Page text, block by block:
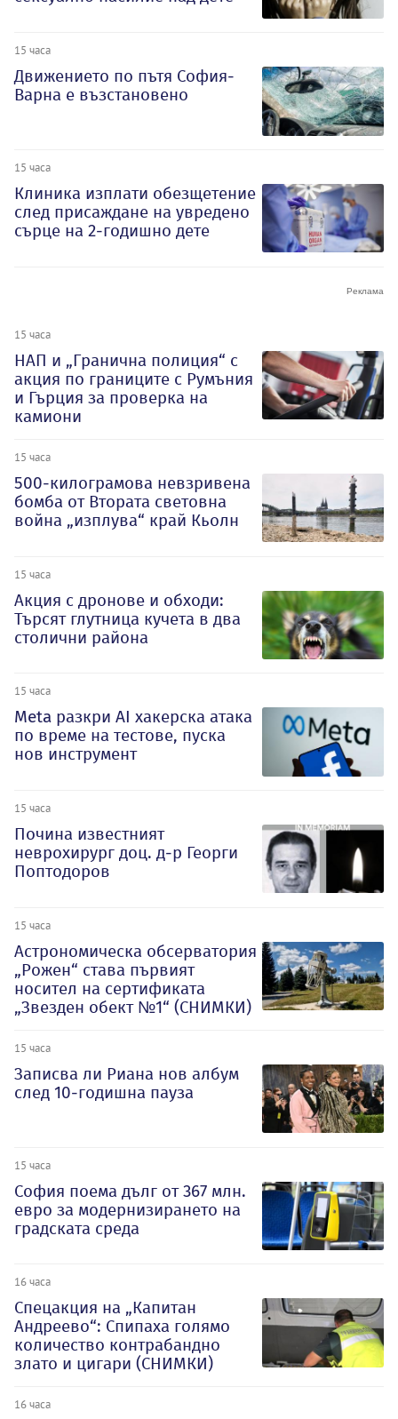
15 часа
Движението по пътя София-
Варна е възстановено
15 часа
Клиника изплати обезщетение
след присаждане на увредено
сърце на 2-годишно дете
15 часа
НАП и „Гранична полиция“ с
акция по границите с Румъния
и Гърция за проверка на
камиони
15 часа
500-килограмова невзривена
бомба от Втората световна
война „изплува“ край Кьолн
15 часа
Акция с дронове и обходи:
Търсят глутница кучета в два
столични района
15 часа
Meta разкри AI хакерска атака
по време на тестове, пуска
нов инструмент
15 часа
Почина известният
неврохирург доц. д-р Георги
Поптодоров
15 часа
Астрономическа обсерватория
„Рожен“ става първият
носител на сертификата
„Звезден обект №1“ (СНИМКИ)
15 часа
Записва ли Риана нов албум
след 10-годишна пауза
15 часа
София поема дълг от 367 млн.
евро за модернизирането на
градската среда
16 часа
Спецакция на „Капитан
Андреево“: Спипаха голямо
количество контрабандно
злато и цигари (СНИМКИ)
16 часа